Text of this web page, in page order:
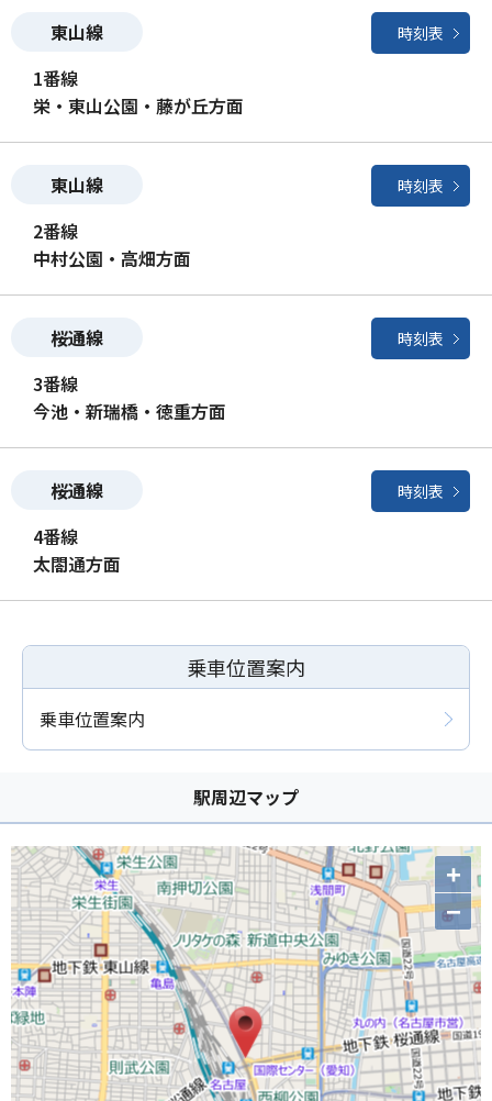
東山線
1番線
栄・東山公園・藤が丘方面
時刻表
東山線
2番線
中村公園・高畑方面
時刻表
桜通線
3番線
今池・新瑞橋・徳重方面
時刻表
桜通線
4番線
太閤通方面
時刻表
乗車位置案内
乗車位置案内
駅周辺マップ
+
−